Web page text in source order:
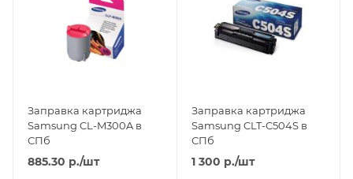
Заправка картриджа
Samsung CL-M300A в
СПб
885.30 р./шт
Заправка картриджа
Samsung CLT-C504S в
СПб
1 300 р./шт